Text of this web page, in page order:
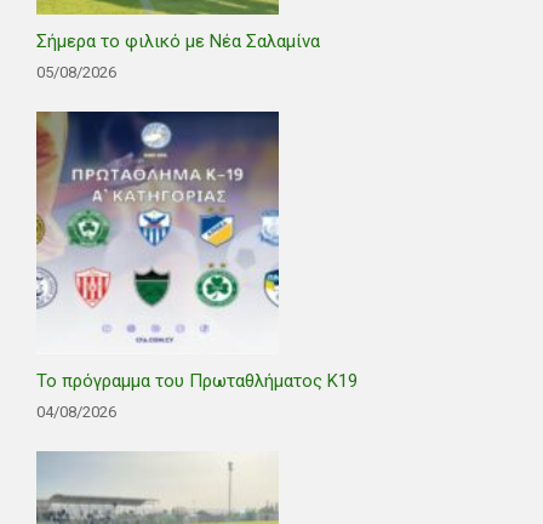
Σήμερα το φιλικό με Νέα Σαλαμίνα
05/08/2026
Το πρόγραμμα του Πρωταθλήματος Κ19
04/08/2026